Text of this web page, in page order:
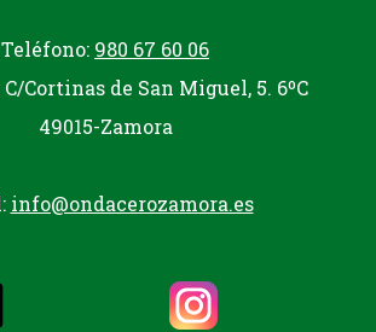
Teléfono: 980 67 60 06
Cortinas de San Miguel, 5. 6ºC
49015-Zamora
info@ondacerozamora.es